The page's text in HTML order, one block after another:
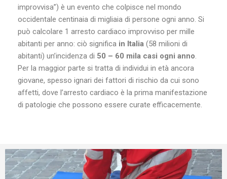
improvvisa”) è un evento che colpisce nel mondo
occidentale centinaia di migliaia di persone ogni anno. Si
può calcolare 1 arresto cardiaco improvviso per mille
abitanti per anno: ciò significa in Italia (58 milioni di
abitanti) un’incidenza di 50 – 60 mila casi ogni anno.
Per la maggior parte si tratta di individui in età ancora
giovane, spesso ignari dei fattori di rischio da cui sono
affetti, dove l’arresto cardiaco è la prima manifestazione
di patologie che possono essere curate efficacemente.